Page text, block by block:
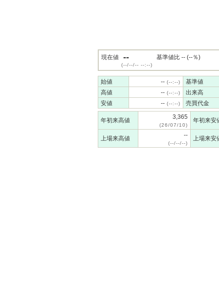
現在値 --
(--/--/-- --:--)
基準値比 -- (--％)
始値 -- (--:--)
基準値
高値
-- (--:--)
出来高
安値
-- (--:--) 売買代金
年初来高値 3,365
(26/07/10)
年初来安
上場来高値 --
(--/--/--)
上場来安